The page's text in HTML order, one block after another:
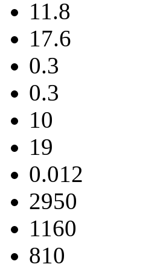
11.8
17.6
0.3
0.3
10
19
0.012
2950
1160
810